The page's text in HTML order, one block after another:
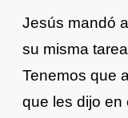
Jesús mandó
su misma
Tenemos que
que les dijo en